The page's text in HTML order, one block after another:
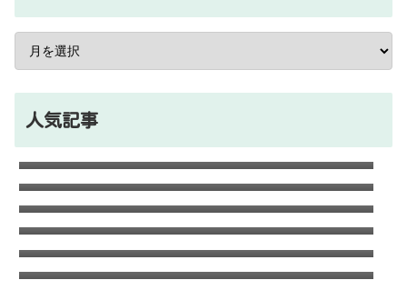
人気記事
石川ケニーは父と兄は野球選手で母親はアメ
リカ人のハーフ！7人大家族！
Lazの彼女や身長に大学・年齢は？イケメン
プロゲーマーの経歴！【ZETA】
竹下パラダイスだーご本名や年齢に身長は？
恋愛対象やイケメンかも調査！
千早茜の恋人や結婚した夫は誰？子供や本名
に高校は？引越は離婚が理由？
可愛い政田夢乃選手に彼氏の存在が気にな
る！本当に不倫をしているのか？家族構成が
どうなっているのか？を徹底調査！
末永けいの経歴や学歴(高校大学)は？妻(嫁)
は末永ゆかりで離婚した？
福田こうへいの結婚相手の嫁(妻)や子供
(娘・息子)など家族構成まとめ！
おだけいの元カノ人気歌手はちゃんみな！過